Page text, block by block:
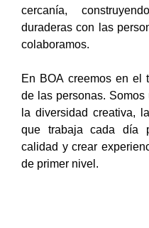
cercanía,
duraderas con las
colaboramos.
En BOA creemos en el
de las personas.
la diversidad creativa,
que trabaja cada día
calidad y crear
de primer nivel.